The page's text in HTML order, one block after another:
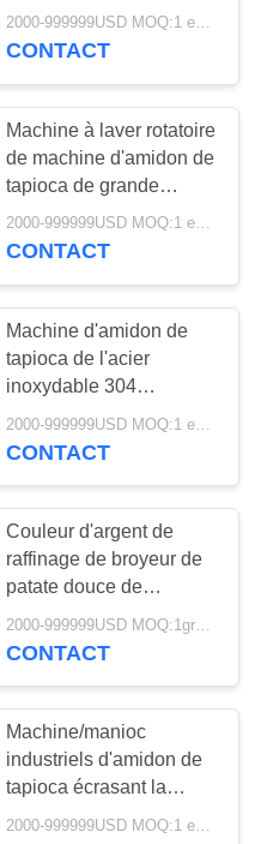
11
des
fécule
25
d'amidon/fraiseuse de
manioc
2000-999999USD MOQ:1 ensemble
CONTACT
Machine à laver rotatoire
de machine d'amidon de
tapioca de grande
capacité/tambour
d'industrie
2000-999999USD MOQ:1 ensemble
CONTACT
Machine d'amidon de
tapioca de l'acier
inoxydable 304
d'ensemble complet au
Nigéria
CONTACT
Couleur d'argent de
raffinage de broyeur de
patate douce de
machine d'amidon de
tapioca de racine de
2000-999999USD MOQ:1group
CONTACT
Machine/manioc
industriels d'amidon de
tapioca écrasant la
manipulation simple
2000-999999USD MOQ:1 ensemble